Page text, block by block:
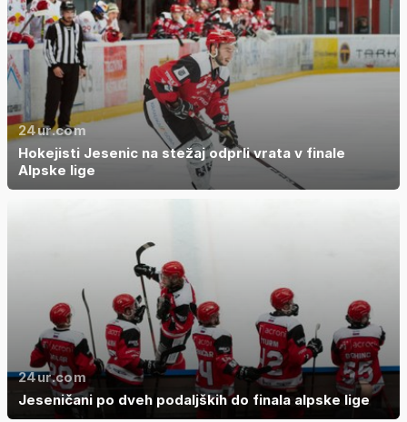
24ur.com
Hokejisti Jesenic na stežaj odprli vrata v finale
Alpske lige
24ur.com
Jeseničani po dveh podaljških do finala alpske lige